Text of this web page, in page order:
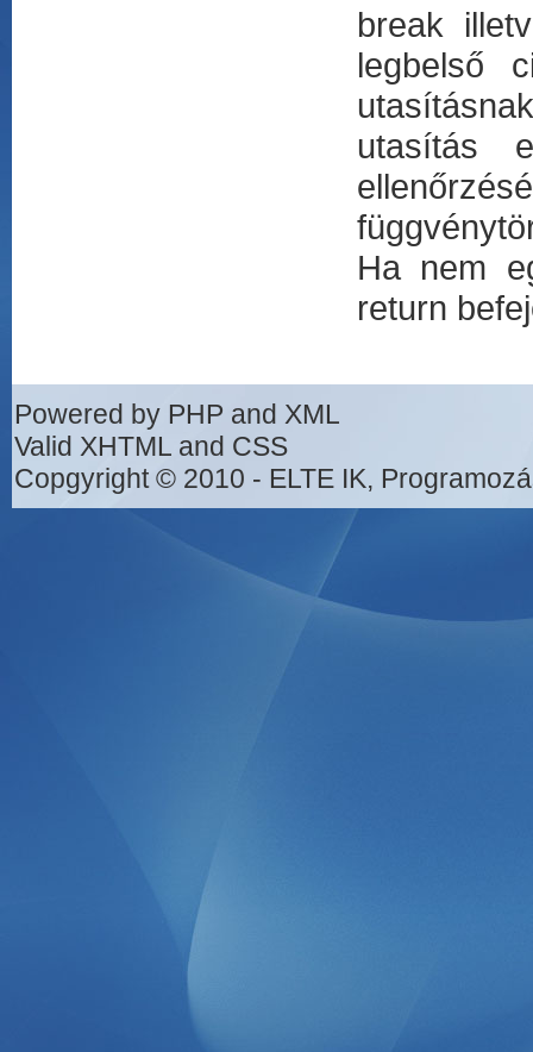
break
legbelső
utasítás
Ha nem
return
Powered by PHP and XML
Valid XHTML and CSS
Copgyright © 2010 - ELTE IK,